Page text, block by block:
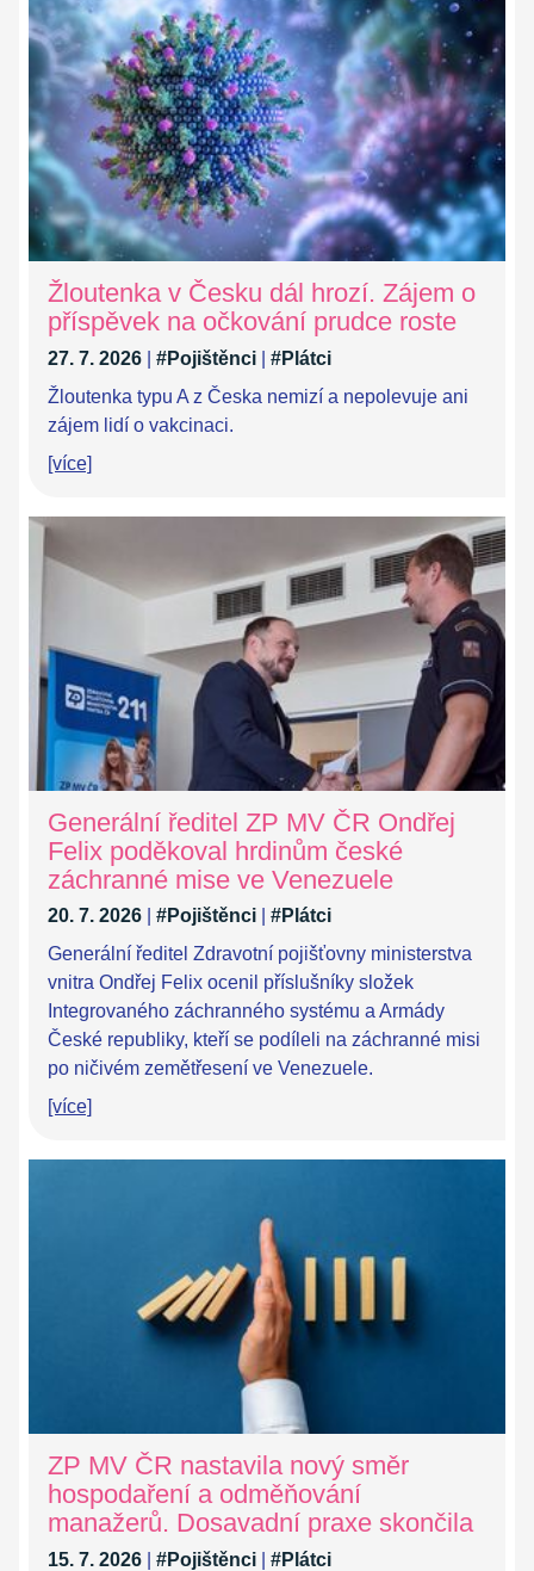
Žloutenka v Česku dál hrozí. Zájem o
příspěvek na očkování prudce roste
27. 7. 2026 #Pojištěnci
#Plátci
Žloutenka typu A z Česka nemizí a nepolevuje ani
zájem lidí o vakcinaci.
[více]
Generální ředitel ZP MV ČR Ondřej
Felix poděkoval hrdinům české
záchranné mise ve Venezuele
20. 7. 2026 #Pojištěnci
#Plátci
Generální ředitel Zdravotní pojišťovny ministerstva
vnitra Ondřej Felix ocenil příslušníky složek
Integrovaného záchranného systému a Armády
České republiky, kteří se podíleli na záchranné misi
po ničivém zemětřesení ve Venezuele.
[více]
ZP MV ČR nastavila nový směr
hospodaření a odměňování
manažerů. Dosavadní praxe skončila
15. 7. 2026 #Pojištěnci
#Plátci